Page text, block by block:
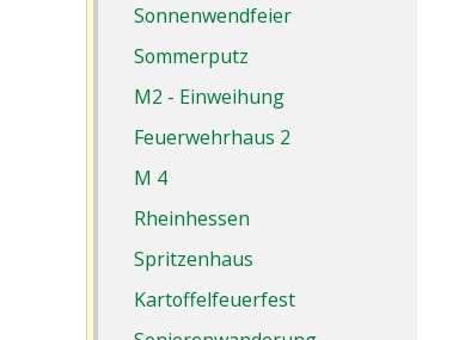
Sonnenwendfeier
Sommerputz
M2 - Einweihung
Feuerwehrhaus 2
M 4
Rheinhessen
Spritzenhaus
Kartoffelfeuerfest